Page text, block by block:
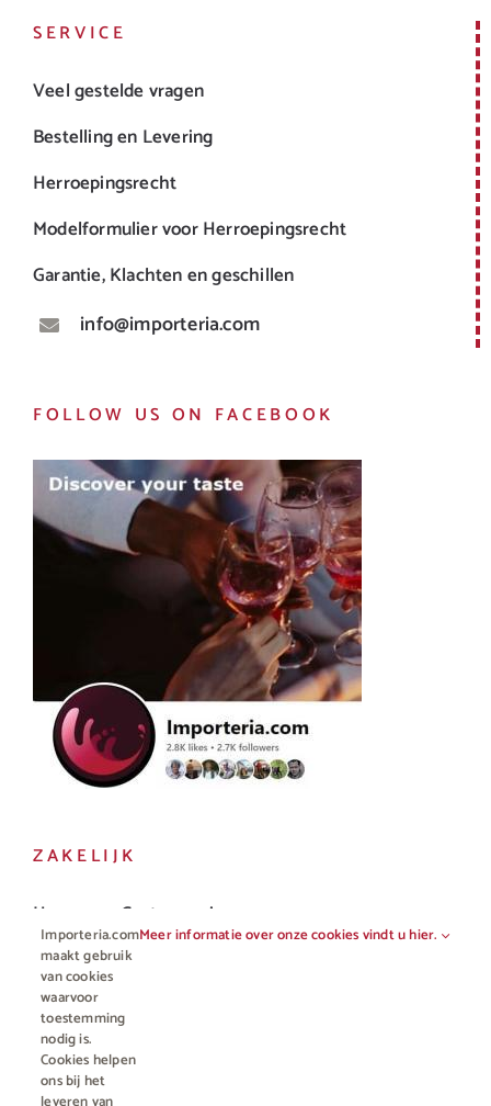
SERVICE
Veel gestelde vragen
Bestelling en Levering
Herroepingsrecht
Modelformulier voor Herroepingsrecht
Garantie, Klachten en geschillen
info@importeria.com
FOLLOW US ON FACEBOOK
ZAKELIJK
Horeca en Gastronomie
Vakhandel
Importeria.com
maakt gebruik
van cookies
waarvoor
toestemming
nodig is.
Cookies helpen
ons bij het
Meer informatie over onze cookies vindt u hier.